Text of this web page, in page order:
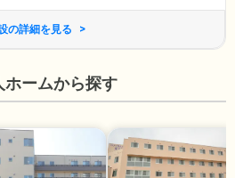
の詳細を見る
ームから探す